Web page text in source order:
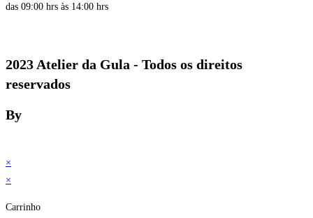
das 09:00 hrs às 14:00 hrs
2023 Atelier da Gula - Todos os direitos
reservados
By
×
×
Carrinho